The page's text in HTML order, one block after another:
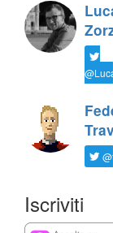
Luca
Zorzi
Iscriviti